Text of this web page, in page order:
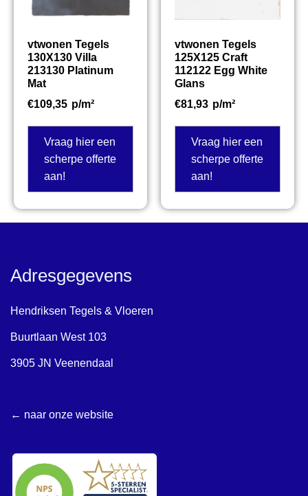
vtwonen Tegels
130X130 Villa
213130 Platinum
Mat
€109,35 p/m²
Vraag hier een
scherpe offerte
aan!
vtwonen Tegels
125X125 Craft
112122 Egg White
Glans
€81,93 p/m²
Vraag hier een
scherpe offerte
aan!
Adresgegevens
Hendriksen Tegels & Vloeren
Buurtlaan West 103
3905 JN Veenendaal
← naar onze website